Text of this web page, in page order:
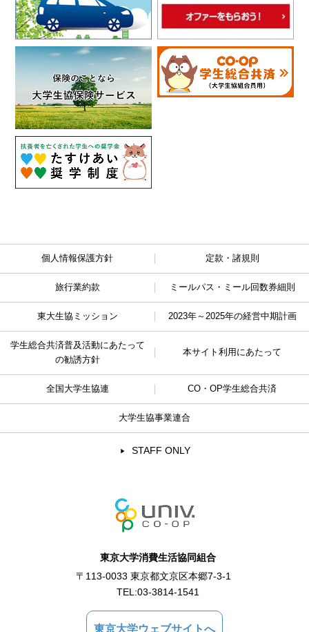
個人情報保護方針 定款・諸規則
旅行業約款 ミールパス・ミール回数券細則
東大生協ミッション 2023年～2025年の経営中期計画
学生総合共済普及活動にあたって
の勧誘方針
本サイト利用にあたって
全国大学生協連 CO・OP学生総合共済
大学生協事業連合
STAFF ONLY
東京大学消費生活協同組合
〒113-0033 東京都文京区本郷7-3-1
TEL:03-3814-1541
東京大学ウェブサイトへ